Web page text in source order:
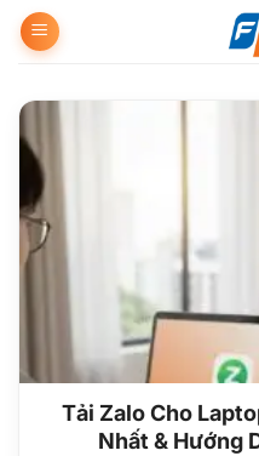
qua
dung
Tải Zalo Cho
Nhất & Hướng